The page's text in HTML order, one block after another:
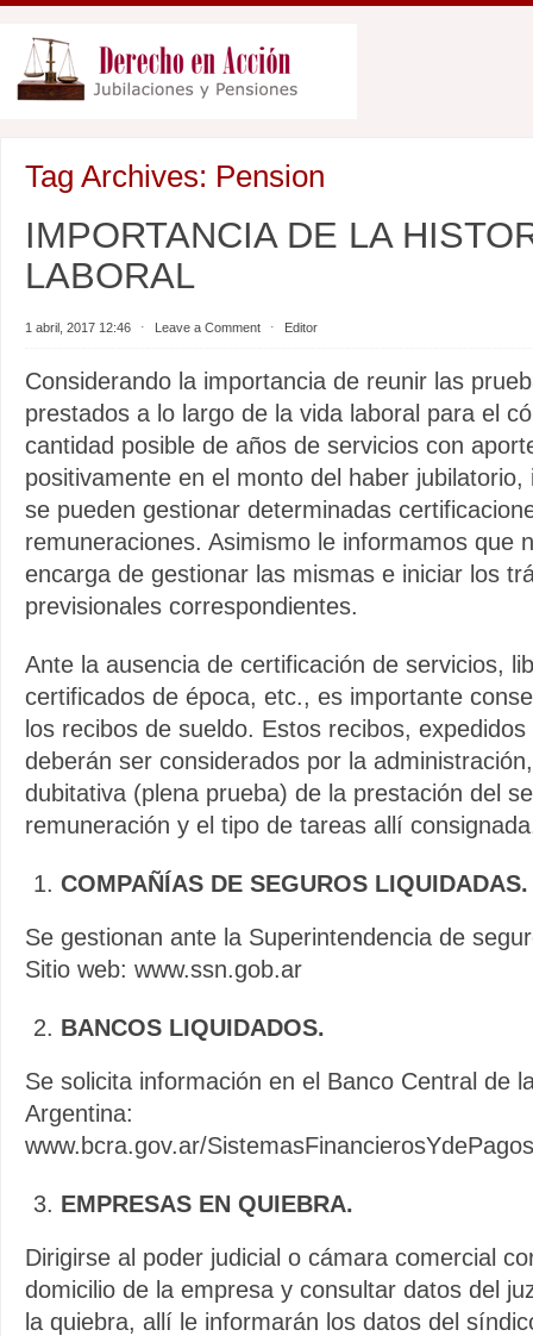
Tag Archives: Pension
IMPORTANCIA DE LA
LABORAL
1 abril, 2017 12:46 ⋅ Leave a Comment ⋅ Editor
Considerando la importancia de reunir las
prestados a lo largo de la vida laboral para el
cantidad posible de años de servicios con
positivamente en el monto del haber
se pueden gestionar determinadas
remuneraciones. Asimismo le informamos que
encarga de gestionar las mismas e iniciar los
previsionales correspondientes.
Ante la ausencia de certificación de servicios,
certificados de época, etc., es importante
los recibos de sueldo. Estos recibos,
deberán ser considerados por la
dubitativa (plena prueba) de la prestación del
remuneración y el tipo de tareas allí
COMPAÑÍAS DE SEGUROS LIQUIDADAS.
Se gestionan ante la Superintendencia de
Sitio web: www.ssn.gob.ar
BANCOS LIQUIDADOS.
Se solicita información en el Banco Central de
Argentina:
www.bcra.gov.ar/
EMPRESAS EN QUIEBRA.
Dirigirse al poder judicial o cámara comercial
domicilio de la empresa y consultar datos del
la quiebra, allí le informarán los datos del